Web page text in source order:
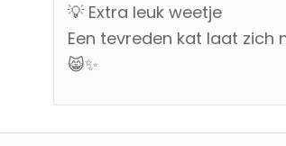
💡 Extra leuk weetje
Een tevreden kat laat zich
😸✨